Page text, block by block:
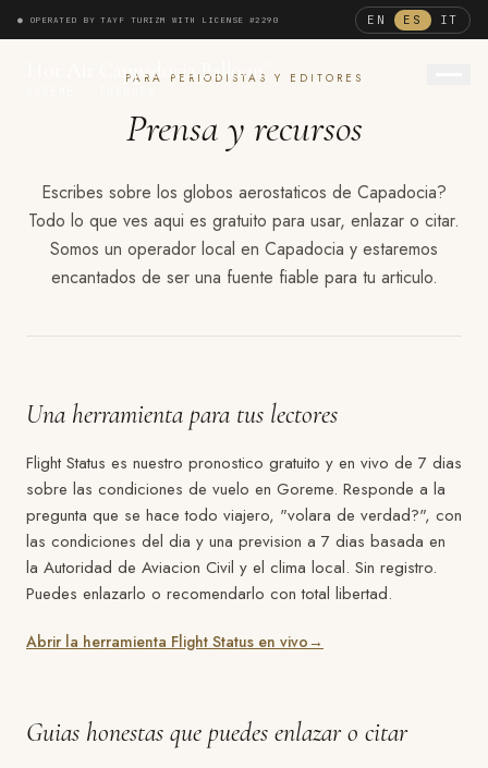
● OPERATED BY TAYF TURIZM WITH LICENSE #2290 EN ES IT
Hot Air Cappadocia Balloon
PARA PERIODISTAS Y EDITORES
Prensa y recursos
Escribes sobre los globos aerostaticos de Capadocia?
Todo lo que ves aqui es gratuito para usar, enlazar o citar.
Somos un operador local en Capadocia y estaremos
encantados de ser una fuente fiable para tu articulo.
Una herramienta para tus lectores
Flight Status es nuestro pronostico gratuito y en vivo de 7 dias
sobre las condiciones de vuelo en Goreme. Responde a la
pregunta que se hace todo viajero, "volara de verdad?", con
las condiciones del dia y una prevision a 7 dias basada en
la Autoridad de Aviacion Civil y el clima local. Sin registro.
Puedes enlazarlo o recomendarlo con total libertad.
Abrir la herramienta Flight Status en vivo→
Guias honestas que puedes enlazar o citar